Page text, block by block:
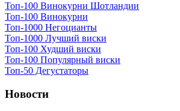
Топ-100 Винокурни Шотландии
Топ-100 Винокурни
Топ-1000 Негоцианты
Топ-1000 Лучший виски
Топ-100 Худший виски
Топ-100 Популярный виски
Топ-50 Дегустаторы
Новости